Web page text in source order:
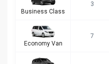
Business Class
3
Economy Van
7